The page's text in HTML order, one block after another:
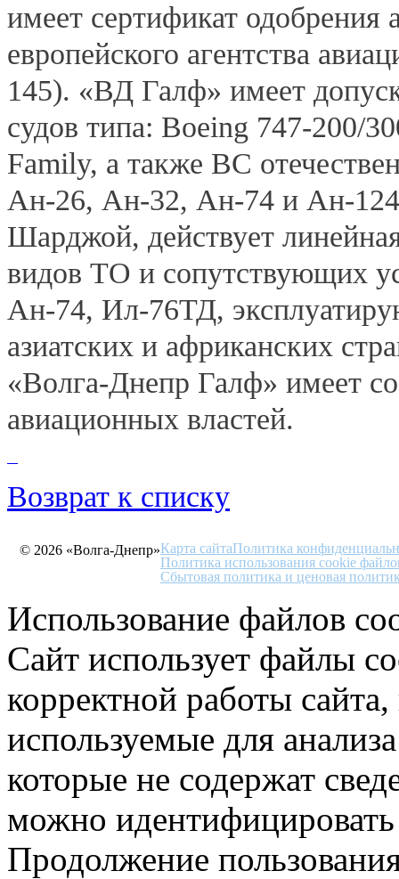
имеет сертификат одобрения
европейского агентства
145). «ВД Галф» имеет
судов типа: Boeing 747-200/
Family, а также ВС
Ан-26, Ан-32, Ан-74 и Ан-
Шарджой, действует
видов ТО и сопутствующих
Aн-74, Ил-76ТД,
азиатских и африканских
«Волга-Днепр Галф» имеет
авиационных властей.
Возврат к списку
© 2026 «Волга-Днепр»Карта сайтаПолитика
Политика использования cookie
Сбытовая политика и ценовая
Использование файлов
Сайт использует файлы
корректной работы
используемые для
которые не содержат
можно идентифицировать
Продолжение